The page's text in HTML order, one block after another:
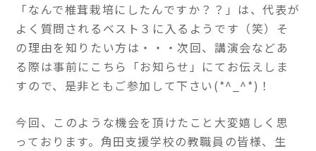
「なんで椎茸栽培にしたんですか？？」は、代表が
よく質問されるベスト３に入るようです（笑）そ
の理由を知りたい方は・・・次回、講演会などあ
る際は事前にこちら「お知らせ」にてお伝えしま
すので、是非ともご参加して下さい(*^_^*)！
今回、このような機会を頂けたこと大変嬉しく思
っております。角田支援学校の教職員の皆様、生